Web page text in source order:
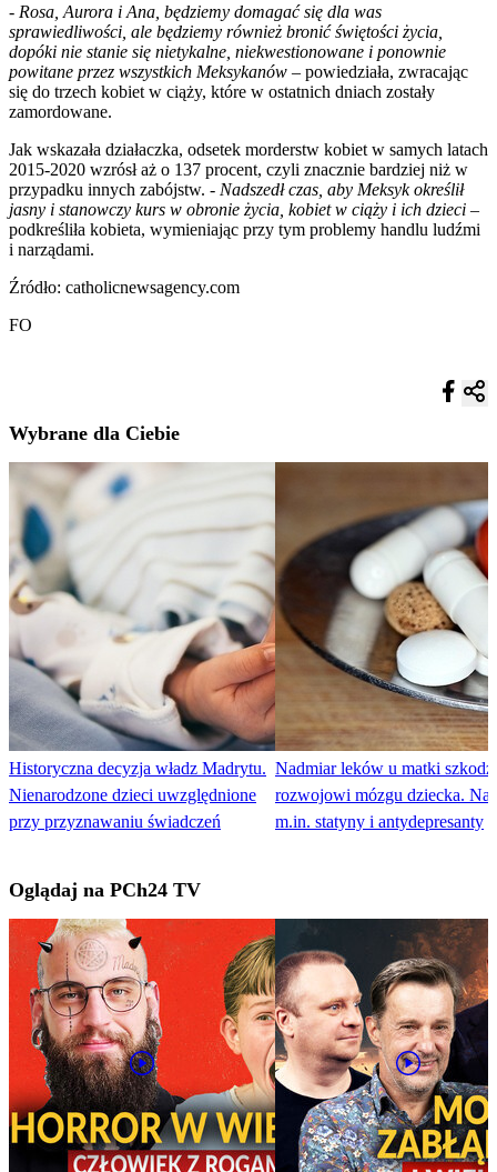
- Rosa, Aurora i Ana, będziemy domagać się dla was
sprawiedliwości, ale będziemy również bronić świętości życia,
dopóki nie stanie się nietykalne, niekwestionowane i ponownie
powitane przez wszystkich Meksykanów – powiedziała, zwracając
się do trzech kobiet w ciąży, które w ostatnich dniach zostały
zamordowane.
Jak wskazała działaczka, odsetek morderstw kobiet w samych latach
2015-2020 wzrósł aż o 137 procent, czyli znacznie bardziej niż w
przypadku innych zabójstw. - Nadszedł czas, aby Meksyk określił
jasny i stanowczy kurs w obronie życia, kobiet w ciąży i ich dzieci –
podkreśliła kobieta, wymieniając przy tym problemy handlu ludźmi
i narządami.
Źródło: catholicnewsagency.com
FO
Wybrane dla Ciebie
Historyczna decyzja władz Madrytu.
Nienarodzone dzieci uwzględnione
przy przyznawaniu świadczeń
Nadmiar leków u matki szkodzi
rozwojowi mózgu dziecka. Na
m.in. statyny i antydepresanty
Oglądaj na PCh24 TV